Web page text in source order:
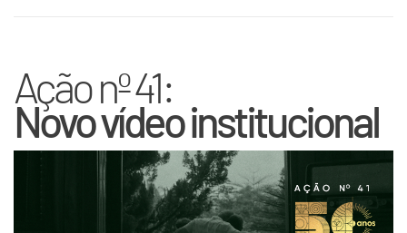
Ação nº 41:
Novo vídeo institucional